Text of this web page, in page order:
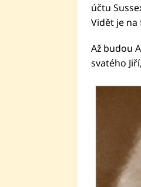
účtu
Vidět je
Až budou
svatého